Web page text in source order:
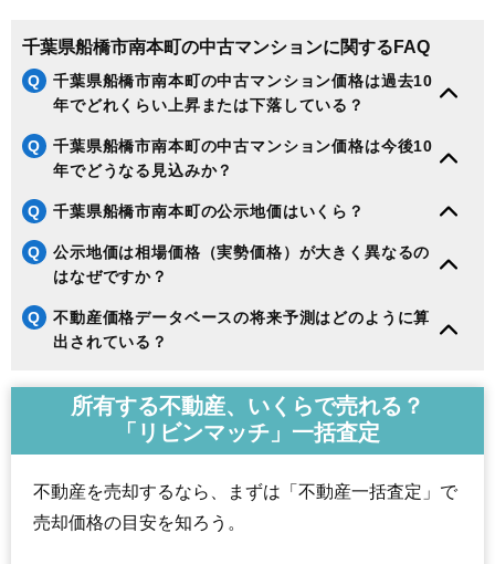
千葉県船橋市南本町の中古マンションに関するFAQ
Q
千葉県船橋市南本町の中古マンション価格は過去10
年でどれくらい上昇または下落している？
Q
千葉県船橋市南本町の中古マンション価格は今後10
年でどうなる見込みか？
Q 千葉県船橋市南本町の公示地価はいくら？
Q
公示地価は相場価格（実勢価格）が大きく異なるの
はなぜですか？
Q
不動産価格データベースの将来予測はどのように算
出されている？
所有する不動産、いくらで売れる？
「リビンマッチ」一括査定
不動産を売却するなら、まずは「不動産一括査定」で
売却価格の目安を知ろう。